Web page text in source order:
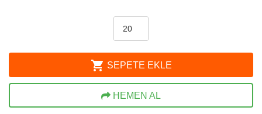
shopping_cart SEPETE EKLE
HEMEN AL